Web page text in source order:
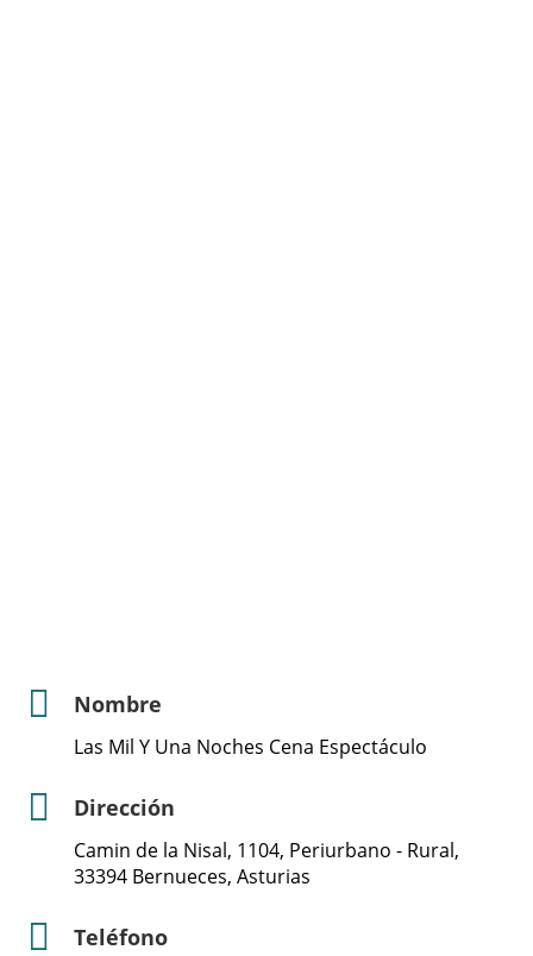
Nombre
Las Mil Y Una Noches Cena Espectáculo
Dirección
Camin de la Nisal, 1104, Periurbano - Rural,
33394 Bernueces, Asturias
Teléfono